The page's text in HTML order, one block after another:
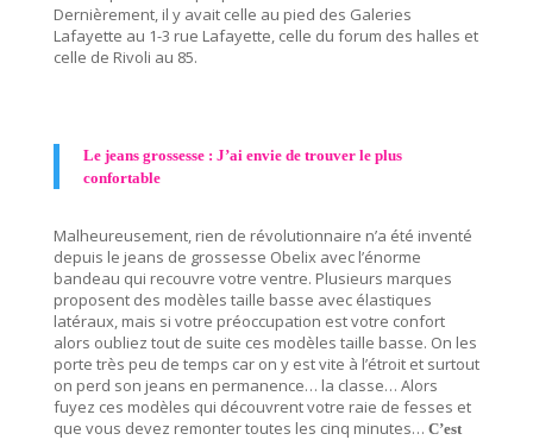
Dernièrement, il y avait celle au pied des Galeries
Lafayette au 1-3 rue Lafayette, celle du forum des halles et
celle de Rivoli au 85.
Le jeans grossesse : J’ai envie de trouver le plus
confortable
Malheureusement, rien de révolutionnaire n’a été inventé
depuis le jeans de grossesse Obelix avec l’énorme
bandeau qui recouvre votre ventre. Plusieurs marques
proposent des modèles taille basse avec élastiques
latéraux, mais si votre préoccupation est votre confort
alors oubliez tout de suite ces modèles taille basse. On les
porte très peu de temps car on y est vite à l’étroit et surtout
on perd son jeans en permanence… la classe… Alors
fuyez ces modèles qui découvrent votre raie de fesses et
que vous devez remonter toutes les cinq minutes… C’est